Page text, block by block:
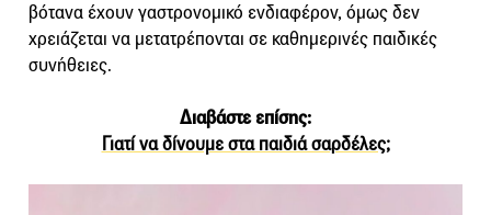
βότανα έχουν γαστρονομικό ενδιαφέρον, όμως δεν
χρειάζεται να μετατρέπονται σε καθημερινές παιδικές
συνήθειες.
Διαβάστε επίσης:
Γιατί να δίνουμε στα παιδιά σαρδέλες;